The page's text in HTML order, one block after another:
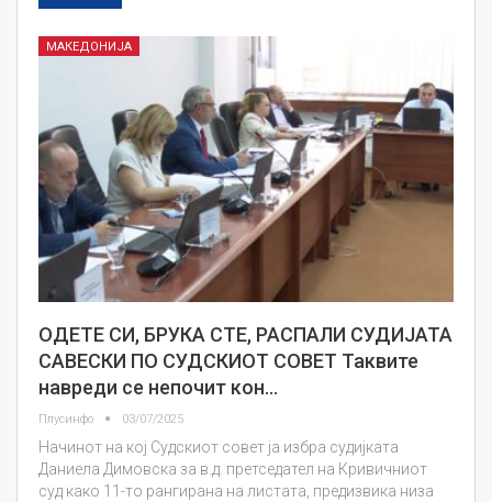
МАКЕДОНИЈА
ОДЕТЕ СИ, БРУКА СТЕ, РАСПАЛИ СУДИЈАТА
САВЕСКИ ПО СУДСКИОТ СОВЕТ Таквите
навреди се непочит кон…
Плусинфо 03/07/2025
Начинот на кој Судскиот совет ја избра судијката
Даниела Димовска за в.д. претседател на Кривичниот
суд како 11-то рангирана на листата, предизвика низа